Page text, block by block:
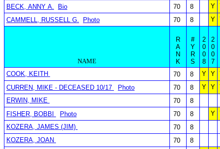
BECK, ANNY A.
Bio 70 8 Y
CAMMELL, RUSSELL G.
Photo 70 8 Y
NAME
R
A
N
K
#
Y
R
S
2
0
0
8
2
0
0
7
COOK, KEITH
70 8 Y Y
CURREN, MIKE - DECEASED 10/17
Photo 70 8 Y Y
ERWIN, MIKE
70
8
FISHER, BOBBI
Photo 70 8 Y
KOZERA, JAMES (JIM)
70
8
KOZERA, JOAN
70
8